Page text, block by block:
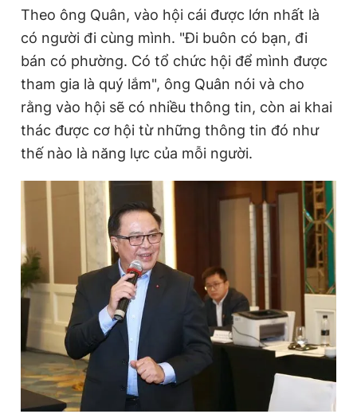
Theo ông Quân, vào hội cái được lớn nhất là
có người đi cùng mình. "Đi buôn có bạn, đi
bán có phường. Có tổ chức hội để mình được
tham gia là quý lắm", ông Quân nói và cho
rằng vào hội sẽ có nhiều thông tin, còn ai khai
thác được cơ hội từ những thông tin đó như
thế nào là năng lực của mỗi người.